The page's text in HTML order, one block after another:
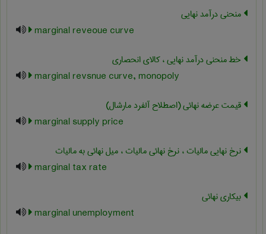
منحنی درآمد نهایی
marginal reveoue curve
خط منحنی درآمد نهایی ، کالای انحصاری
marginal revsnue curve, monopoly
قیمت عرضه نهائی (اصطلاح آلفرد مارشال)
marginal supply price
نرخ نهایی مالیات ، نرخ نهائی مالیات ، میل نهائی به مالیات
marginal tax rate
بیکاری نهائی
marginal unemployment